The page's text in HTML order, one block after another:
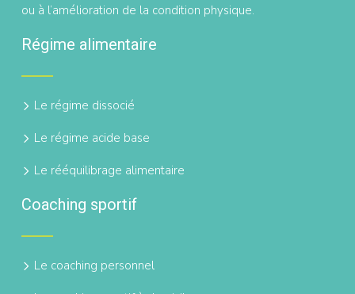
ou à l’amélioration de la condition physique.
Régime alimentaire
Le régime dissocié
Le régime acide base
Le rééquilibrage alimentaire
Coaching sportif
Le coaching personnel